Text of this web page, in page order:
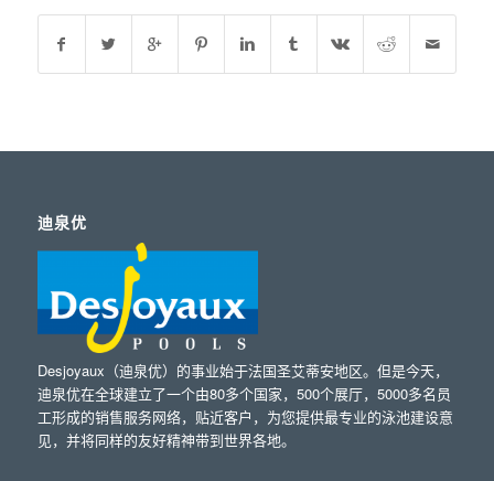
迪泉优
Desjoyaux（迪泉优）的事业始于法国圣艾蒂安地区。但是今天，
迪泉优在全球建立了一个由80多个国家，500个展厅，5000多名员
工形成的销售服务网络，贴近客户，为您提供最专业的泳池建设意
见，并将同样的友好精神带到世界各地。